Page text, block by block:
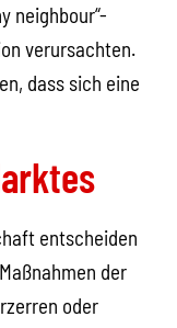
neighbour“-
verursachten.
dass sich eine
entscheiden
der
oder